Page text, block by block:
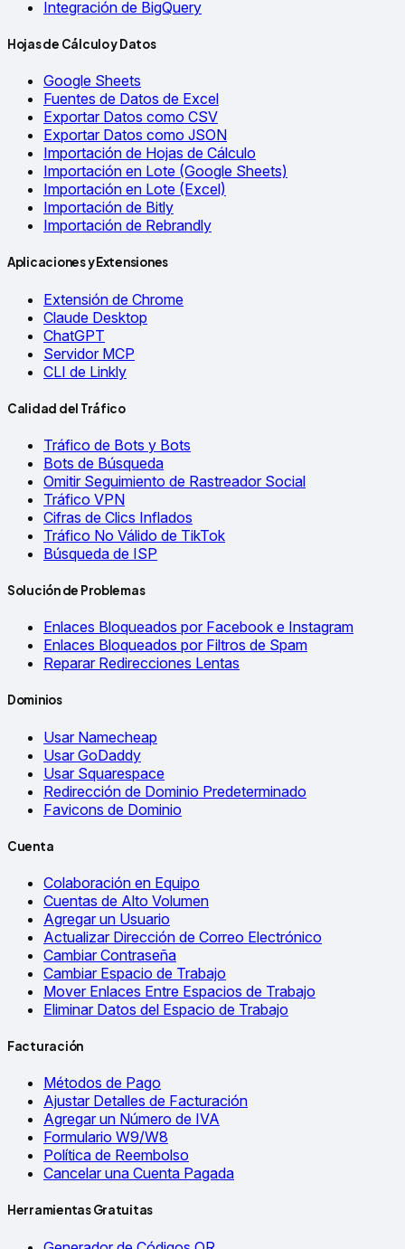
Integración de BigQuery
Hojas de Cálculo y Datos
Google Sheets
Fuentes de Datos de Excel
Exportar Datos como CSV
Exportar Datos como JSON
Importación de Hojas de Cálculo
Importación en Lote (Google Sheets)
Importación en Lote (Excel)
Importación de Bitly
Importación de Rebrandly
Aplicaciones y Extensiones
Extensión de Chrome
Claude Desktop
ChatGPT
Servidor MCP
CLI de Linkly
Calidad del Tráfico
Tráfico de Bots y Bots
Bots de Búsqueda
Omitir Seguimiento de Rastreador Social
Tráfico VPN
Cifras de Clics Inflados
Tráfico No Válido de TikTok
Búsqueda de ISP
Solución de Problemas
Enlaces Bloqueados por Facebook e Instagram
Enlaces Bloqueados por Filtros de Spam
Reparar Redirecciones Lentas
Dominios
Usar Namecheap
Usar GoDaddy
Usar Squarespace
Redirección de Dominio Predeterminado
Favicons de Dominio
Cuenta
Colaboración en Equipo
Cuentas de Alto Volumen
Agregar un Usuario
Actualizar Dirección de Correo Electrónico
Cambiar Contraseña
Cambiar Espacio de Trabajo
Mover Enlaces Entre Espacios de Trabajo
Eliminar Datos del Espacio de Trabajo
Facturación
Métodos de Pago
Ajustar Detalles de Facturación
Agregar un Número de IVA
Formulario W9/W8
Política de Reembolso
Cancelar una Cuenta Pagada
Herramientas Gratuitas